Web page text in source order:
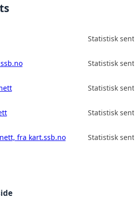
Statistisk
Statistisk
Statistisk
Statistisk
fra kart.ssb.no Statistisk